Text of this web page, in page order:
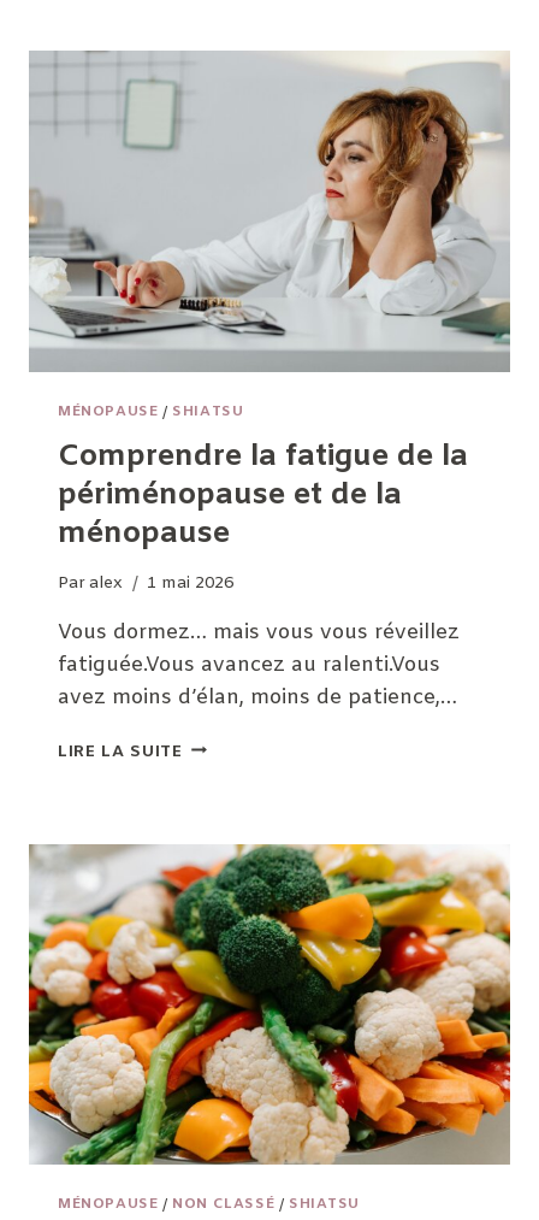
ELLE
MÉNOPAUSE / SHIATSU
Comprendre la fatigue de la
périménopause et de la
ménopause
Paralex 1 mai 2026
Vous dormez… mais vous vous réveillez
fatiguée.Vous avancez au ralenti.Vous
avez moins d’élan, moins de patience,…
LIRE LA SUITE COMPRENDRE
LA
PÉRIMÉNOPAUSE
ET
DE
LA
MÉNOPAUSE
MÉNOPAUSE / NON CLASSÉ / SHIATSU